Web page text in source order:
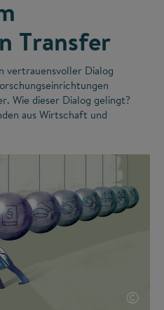
Transfer
vertrauensvoller Dialog
Wie dieser Dialog gelingt?
aus Wirtschaft und
©